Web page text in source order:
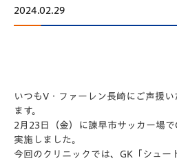
2024.02.29
いつもV・ファーレン長崎にご声援
ます。
2月23日（金）に諫早市サッカー場で
実施しました。
今回のクリニックでは、GK「シュー